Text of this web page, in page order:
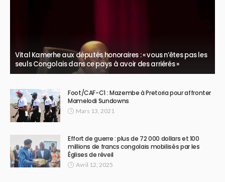
Vital Kamerhe aux députés honoraires : « vous n’êtes pas les
seuls Congolais dans ce pays à avoir des arriérés »
Foot/CAF-C1 : Mazembe à Pretoria pour affronter
Mamelodi Sundowns
Mars 13, 2021
Effort de guerre : plus de 72 000 dollars et 100
millions de francs congolais mobilisés par les
Églises de réveil
Avril 12, 2025